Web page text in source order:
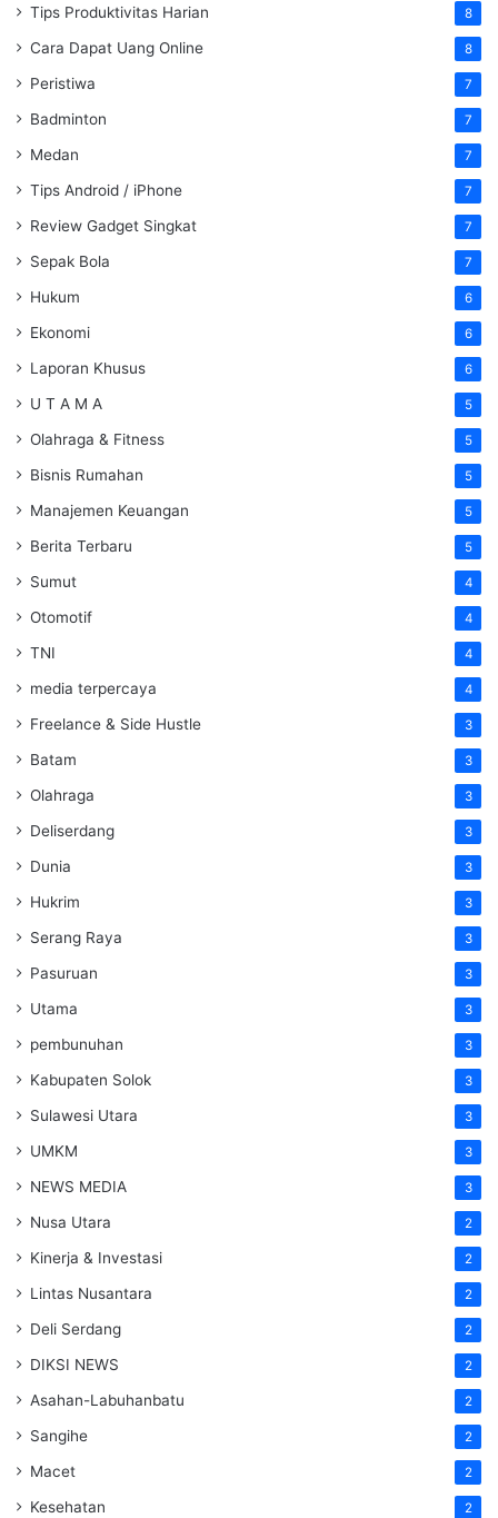
Tips Produktivitas Harian 8
Cara Dapat Uang Online 8
Peristiwa 7
Badminton 7
Medan 7
Tips Android / iPhone 7
Review Gadget Singkat 7
Sepak Bola 7
Hukum 6
Ekonomi 6
Laporan Khusus 6
U T A M A 5
Olahraga & Fitness 5
Bisnis Rumahan 5
Manajemen Keuangan 5
Berita Terbaru 5
Sumut 4
Otomotif 4
TNI 4
media terpercaya 4
Freelance & Side Hustle 3
Batam 3
Olahraga 3
Deliserdang 3
Dunia 3
Hukrim 3
Serang Raya 3
Pasuruan 3
Utama 3
pembunuhan 3
Kabupaten Solok 3
Sulawesi Utara 3
UMKM 3
NEWS MEDIA 3
Nusa Utara 2
Kinerja & Investasi 2
Lintas Nusantara 2
Deli Serdang 2
DIKSI NEWS 2
Asahan-Labuhanbatu 2
Sangihe 2
Macet 2
Kesehatan 2